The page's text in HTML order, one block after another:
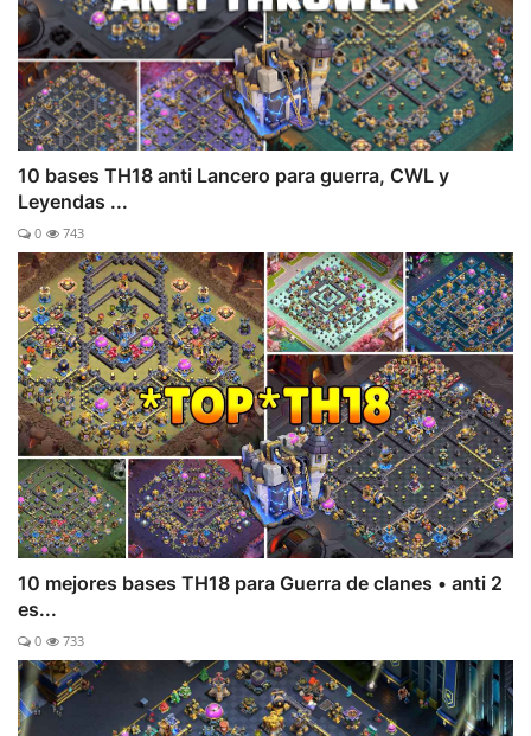
10 bases TH18 anti Lancero para guerra, CWL y
Leyendas ...
0 743
10 mejores bases TH18 para Guerra de clanes • anti 2
es...
0 733